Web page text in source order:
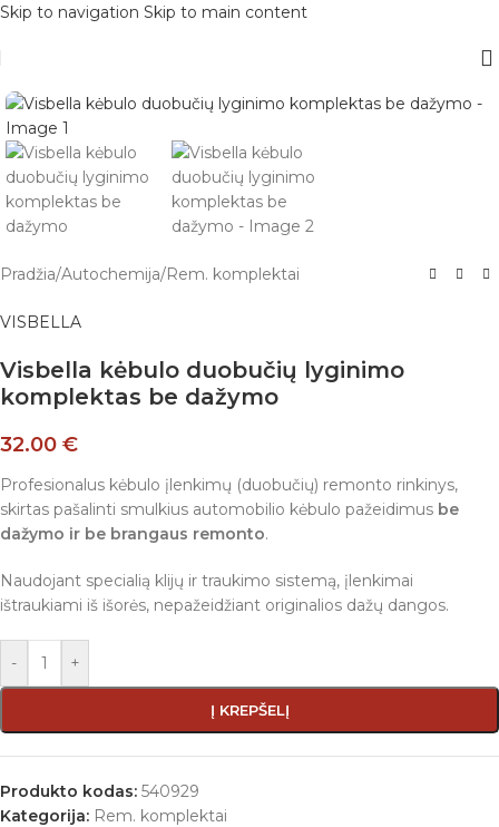
Skip to navigation Skip to main content
Pradžia/Autochemija/Rem. komplektai
VISBELLA
Visbella kėbulo duobučių lyginimo
komplektas be dažymo
32.00 €
Profesionalus kėbulo įlenkimų (duobučių) remonto rinkinys,
skirtas pašalinti smulkius automobilio kėbulo pažeidimus be
dažymo ir be brangaus remonto.
Naudojant specialią klijų ir traukimo sistemą, įlenkimai
ištraukiami iš išorės, nepažeidžiant originalios dažų dangos.
- +
Į KREPŠELĮ
Produkto kodas: 540929
Kategorija: Rem. komplektai